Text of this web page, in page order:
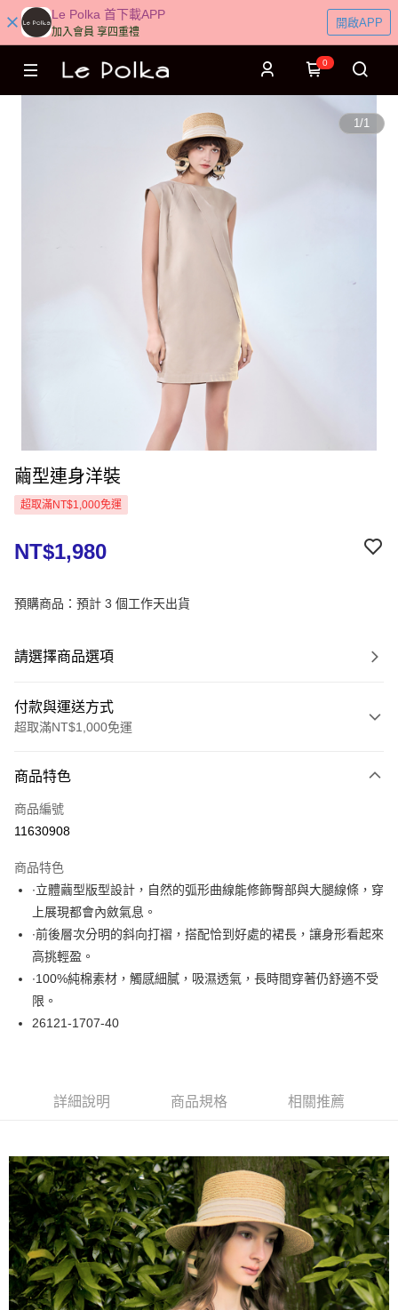
Le Polka 首下載APP
加入會員 享四重禮
開啟APP
0
1/1
繭型連身洋裝
超取滿NT$1,000免運
NT$1,980
預購商品：預計 3 個工作天出貨
請選擇商品選項
付款與運送方式
超取滿NT$1,000免運
信用卡一次付款
超商取貨付款
Apple Pay
悠遊付
大哥付你分期
相關說明
【大哥付你分期使用說明】
1.本服務由台灣大哥大提供，台灣大哥大用戶可立即使用無須另外申請。
2.付款方式選擇「大哥付你分期」，訂單成立後會自動跳轉到大哥付的交易
消。如遇「轉專審核」未通過狀況，表示未達大哥付你分期系統評分，恕無
醒簡訊。
2.透過簡訊連結打開帳單後，可選擇「超商條碼／台灣大直營門市／銀行轉
帳／街口支付／iPASS MONEY」等通路繳費。
【注意事項】
1.本服務係由「台灣大哥大股份有限公司」（以下簡稱本公司）所提供，讓
用戶於交易時，得透過本服務購買商品或服務，並由商店將買賣／分期付款
買賣價金債權讓與本公司後，依約使用本公司帳單繳交帳款。
2.基於同意付款使用「大哥付你分期」之契約關係目的，商店將以您的個人
ATM付款
每筆NT$60，滿NT$1,000(含以上)免運費
每筆NT$60，滿NT$1,000(含以上)免運費
7-11取貨付款
每筆NT$60，滿NT$1,000(含以上)免運費
付款後7-11取貨
每筆NT$60，滿NT$1,000(含以上)免運費
宅配
商品特色
商品編號
11630908
商品特色
∙立體繭型版型設計，自然的弧形曲線能修飾臀部與大腿線條，穿
上展現都會內斂氣息。
∙前後層次分明的斜向打褶，搭配恰到好處的裙長，讓身形看起來
高挑輕盈。
∙100%純棉素材，觸感細膩，吸濕透氣，長時間穿著仍舒適不受
限。
26121-1707-40
詳細說明 商品規格 相關推薦